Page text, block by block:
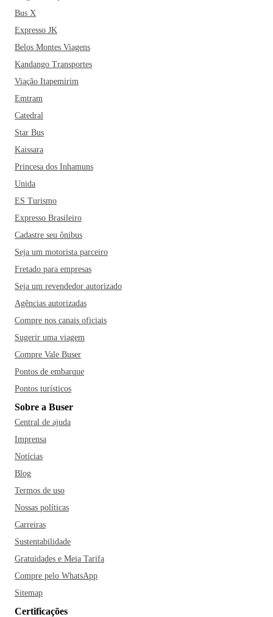
Bus X
Expresso JK
Belos Montes Viagens
Kandango Transportes
Viação Itapemirim
Emtram
Catedral
Star Bus
Kaissara
Princesa dos Inhamuns
Unida
ES Turismo
Expresso Brasileiro
Cadastre seu ônibus
Seja um motorista parceiro
Fretado para empresas
Seja um revendedor autorizado
Agências autorizadas
Compre nos canais oficiais
Sugerir uma viagem
Compre Vale Buser
Pontos de embarque
Pontos turísticos
Sobre a Buser
Central de ajuda
Imprensa
Notícias
Blog
Termos de uso
Nossas políticas
Carreiras
Sustentabilidade
Gratuidades e Meia Tarifa
Compre pelo WhatsApp
Sitemap
Certificações